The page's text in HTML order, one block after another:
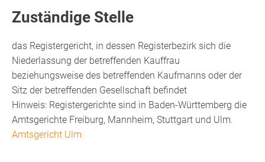
Zuständige Stelle
das Registergericht, in dessen Registerbezirk sich die
Niederlassung der betreffenden Kauffrau
beziehungsweise des betreffenden Kaufmanns oder der
Sitz der betreffenden Gesellschaft befindet
Hinweis: Registergerichte sind in Baden-Württemberg die
Amtsgerichte Freiburg, Mannheim, Stuttgart und Ulm.
Amtsgericht Ulm